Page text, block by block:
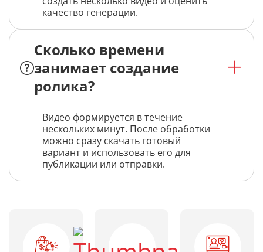
качество генерации.
Сколько времени
занимает создание
ролика?
Видео формируется в течение
нескольких минут. После обработки
можно сразу скачать готовый
вариант и использовать его для
публикации или отправки.